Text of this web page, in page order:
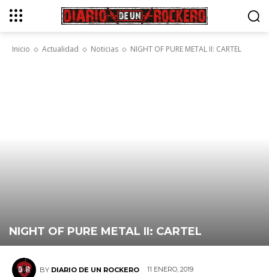
Inicio Actualidad Noticias NIGHT OF PURE METAL II: CARTEL
NIGHT OF PURE METAL II: CARTEL
BY DIARIO DE UN ROCKERO 11 ENERO, 2019